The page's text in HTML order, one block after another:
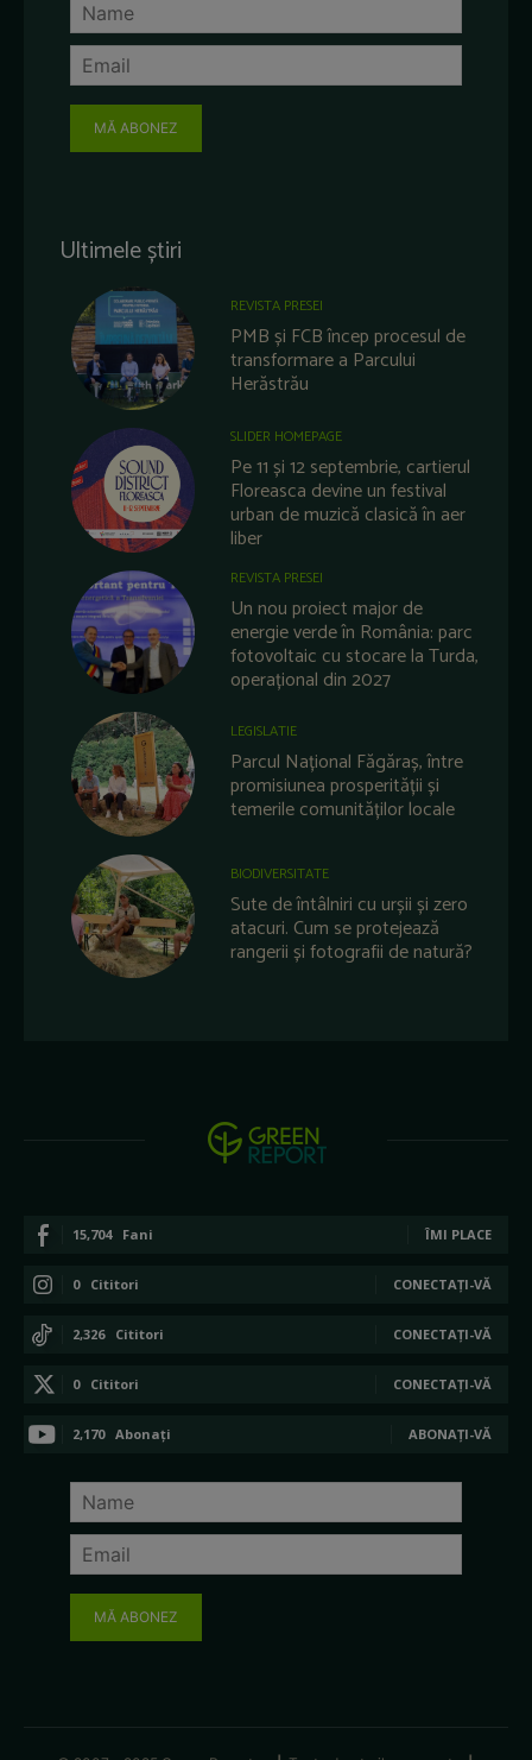
MĂ ABONEZ
Ultimele știri
REVISTA PRESEI
PMB și FCB încep procesul de
transformare a Parcului
Herăstrău
SLIDER HOMEPAGE
Pe 11 și 12 septembrie, cartierul
Floreasca devine un festival
urban de muzică clasică în aer
liber
REVISTA PRESEI
Un nou proiect major de
energie verde în România: parc
fotovoltaic cu stocare la Turda,
operațional din 2027
LEGISLATIE
Parcul Național Făgăraș, între
promisiunea prosperității și
temerile comunităților locale
BIODIVERSITATE
Sute de întâlniri cu urșii și zero
atacuri. Cum se protejează
rangerii și fotografii de natură?
15,704 Fani ÎMI PLACE
0 Cititori CONECTAȚI-VĂ
2,326 Cititori CONECTAȚI-VĂ
0 Cititori CONECTAȚI-VĂ
2,170 Abonați ABONAȚI-VĂ
MĂ ABONEZ